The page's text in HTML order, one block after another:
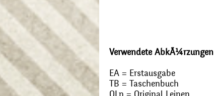
Verwendete AbkÃ¼rzungen
EA = Erstausgabe
TB = Taschenbuch